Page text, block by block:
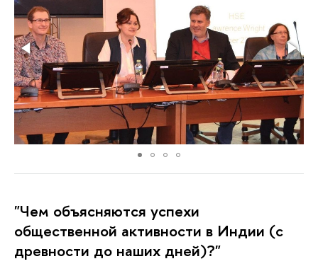
"Чем объясняются успехи
общественной активности в Индии (с
древности до наших дней)?"